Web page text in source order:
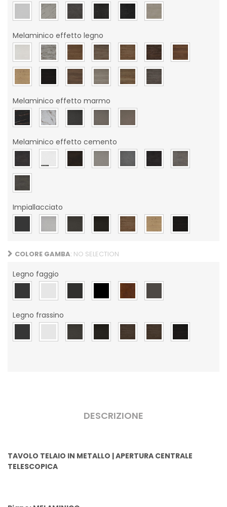
Melaminico effetto legno
Melaminico effetto marmo
Melaminico effetto cemento
Impiallacciato
COLORE GAMBA: NO SELECTION
Legno faggio
Legno frassino
DESCRIZIONE
TAVOLO TELAIO IN METALLO | APERTURA CENTRALE
TELESCOPICA